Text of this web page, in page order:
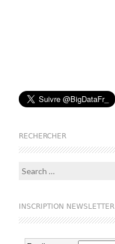
RECHERCHER
Search for:
INSCRIPTION NEWSLETTER